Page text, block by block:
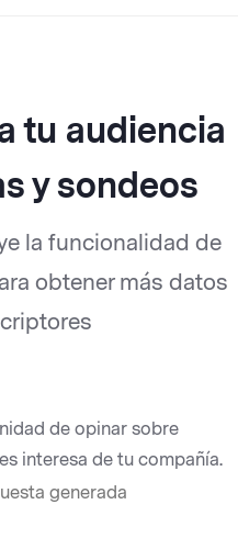
tu audiencia
y sondeos
la funcionalidad de
obtener más datos
de opinar sobre
interesa de tu compañía.